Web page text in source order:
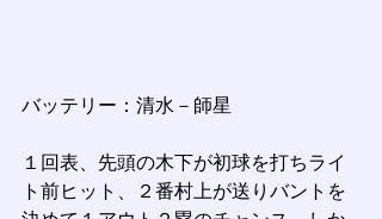
バッテリー：清水－師星
１回表、先頭の木下が初球を打ちライ
ト前ヒット、２番村上が送りバントを